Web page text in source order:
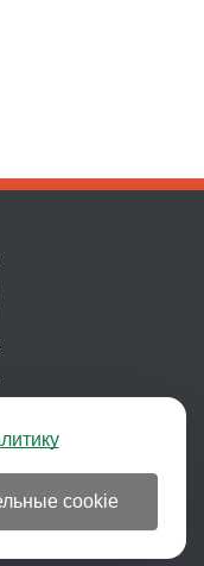
cookie